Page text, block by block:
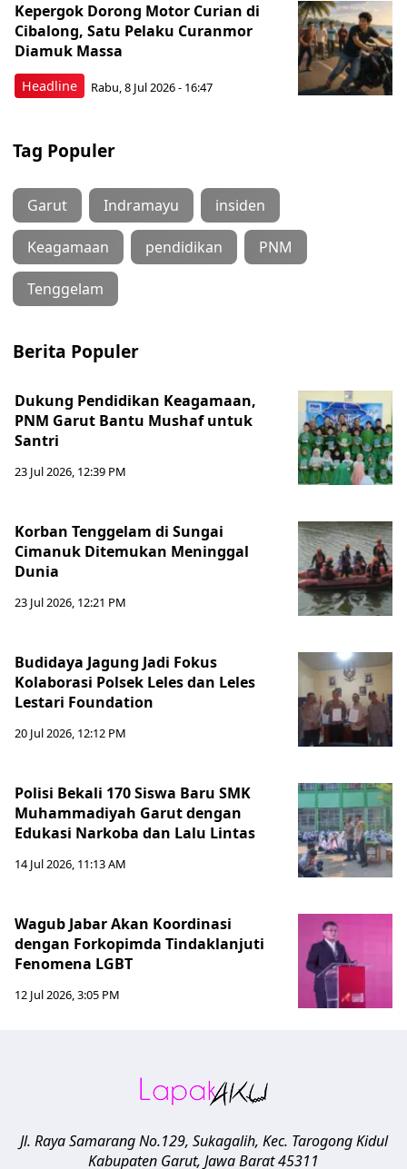
Headline
Kepergok Dorong Motor Curian di
Cibalong, Satu Pelaku Curanmor
Diamuk Massa
Rabu, 8 Jul 2026 - 16:47
Tag Populer
Garut Indramayu insiden
Keagamaan pendidikan PNM
Tenggelam
Berita Populer
Dukung Pendidikan Keagamaan,
PNM Garut Bantu Mushaf untuk
Santri
23 Jul 2026, 12:39 PM
Korban Tenggelam di Sungai
Cimanuk Ditemukan Meninggal
Dunia
23 Jul 2026, 12:21 PM
Budidaya Jagung Jadi Fokus
Kolaborasi Polsek Leles dan Leles
Lestari Foundation
20 Jul 2026, 12:12 PM
Polisi Bekali 170 Siswa Baru SMK
Muhammadiyah Garut dengan
Edukasi Narkoba dan Lalu Lintas
14 Jul 2026, 11:13 AM
Wagub Jabar Akan Koordinasi
dengan Forkopimda Tindaklanjuti
Fenomena LGBT
12 Jul 2026, 3:05 PM
Jl. Raya Samarang No.129, Sukagalih, Kec. Tarogong Kidul
Kabupaten Garut, Jawa Barat45311